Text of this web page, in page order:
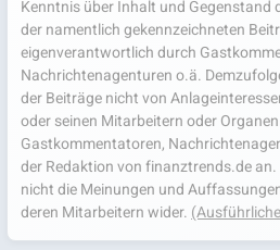
Kenntnis über Inhalt und Gegenstand
der namentlich gekennzeichneten
eigenverantwortlich durch
Nachrichtenagenturen o.ä.
der Beiträge nicht von
oder seinen Mitarbeitern oder
Gastkommentatoren,
der Redaktion von finanztrends.de
nicht die Meinungen und
deren Mitarbeitern wider.